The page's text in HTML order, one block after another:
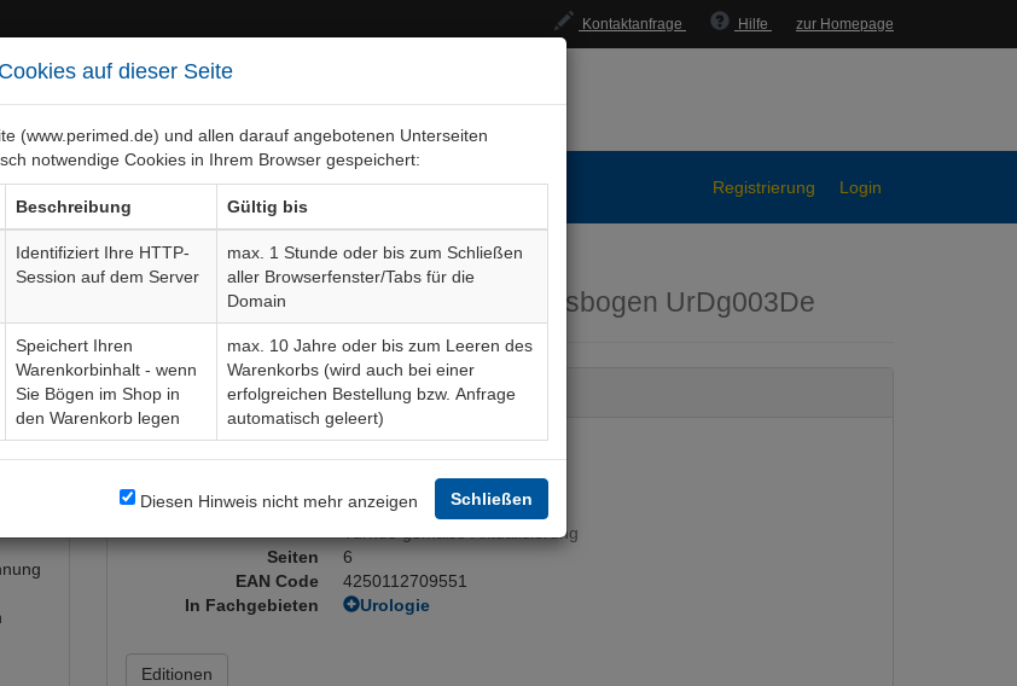
Kontaktanfrage Hilfe zur Homepage
Bogen-Gesamtübersicht Registrierung Login
auf dieser Seite
(www.perimed.de) und allen darauf angebotenen Unterseiten
notwendige Cookies in Ihrem Browser gespeichert:
Beschreibung
Gültig bis
Identifiziert Ihre HTTP-
Session auf dem Server
max. 1 Stunde oder bis zum Schließen
aller Browserfenster/Tabs für die
Domain
Speichert Ihren
Warenkorbinhalt - wenn
Sie Bögen im Shop in
den Warenkorb legen
max. 10 Jahre oder bis zum Leeren des
Warenkorbs (wird auch bei einer
erfolgreichen Bestellung bzw. Anfrage
automatisch geleert)
Diesen Hinweis nicht mehr anzeigen Schließen
Spermiengewinnung Aufklärungsbogen UrDg003De
)
Bogendetails
Aktuelle Edition
04-23-05
Turnus-gemäße Aktualisierung
Seiten
6
EAN Code
4250112709551
In Fachgebieten
Urologie
Editionen